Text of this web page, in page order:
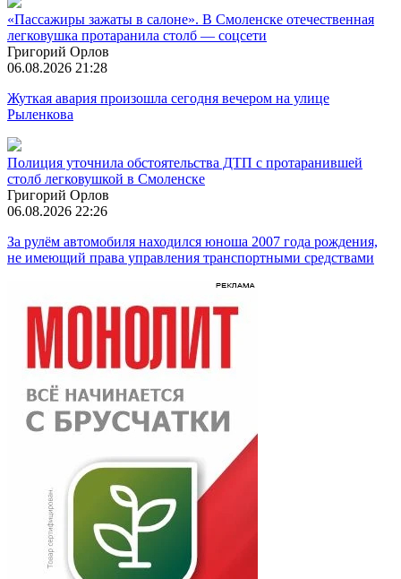
«Пассажиры зажаты в салоне». В Смоленске отечественная
легковушка протаранила столб — соцсети
Григорий Орлов
06.08.2026 21:28
Жуткая авария произошла сегодня вечером на улице
Рыленкова
Полиция уточнила обстоятельства ДТП с протаранившей
столб легковушкой в Смоленске
Григорий Орлов
06.08.2026 22:26
За рулём автомобиля находился юноша 2007 года рождения,
не имеющий права управления транспортными средствами